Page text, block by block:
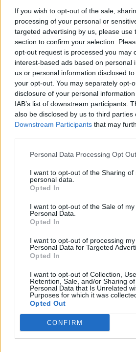
If you wish to opt-out of the sale,
processing of your personal or
targeted advertising by us, please use
section to confirm your selection.
opt-out request is processed you may
interest-based ads based on personal
us or personal information disclosed
your opt-out. You may separately opt-
disclosure of your personal
IAB’s list of downstream participants.
also be disclosed by us to third parties
Downstream Participants that may
Personal Data Processing Opt
I want to opt-out of the Sharing of
personal data.
Opted In
I want to opt-out of the Sale of my
Personal Data.
Opted In
I want to opt-out of processing my
Personal Data for Targeted
Opted In
I want to opt-out of Collection, Use,
Retention, Sale, and/or Sharing
Personal Data that Is Unrelated
Purposes for which it was
Opted Out
CONFIRM
Link
Salva
Leggi i commenti precedenti...
Barbyturiko:Epifanioooooooo
·Ti stimo ·Rispondi
Noah:Buongiorno ☕️🤗🐞
·Ti stimo·Rispondi
1
17 Maggio 2025 alle ore 09:50
·Ti stimo
nonnocucaracha:Buongiorno,
17 Maggio 2025 alle ore 11:14
bepigripoa:nonnocucaracha